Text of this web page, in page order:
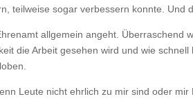
teilweise sogar verbessern konnte. Und
allgemein angeht. Überraschend
die Arbeit gesehen wird und wie
Leute nicht ehrlich zu mir sind oder